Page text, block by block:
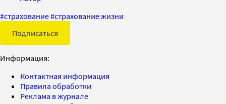
#страхование#страхование жизни
Подписаться
Информация:
Контактная информация
Правила обработки
Реклама в журнале